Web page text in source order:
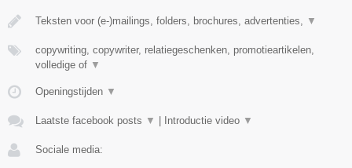
Teksten voor (e-)mailings, folders, brochures, advertenties, ▼
copywriting, copywriter, relatiegeschenken, promotieartikelen,
volledige of ▼
Openingstijden ▼
Laatste facebook posts ▼ Introductie video ▼
Sociale media: